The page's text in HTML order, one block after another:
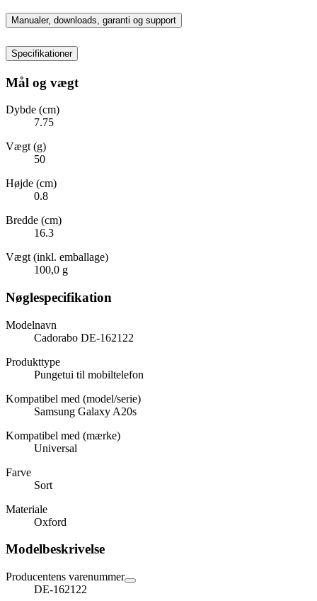
Manualer, downloads, garanti og support
Specifikationer
Mål og vægt
Dybde (cm)
7.75
Vægt (g)
50
Højde (cm)
0.8
Bredde (cm)
16.3
Vægt (inkl. emballage)
100,0 g
Nøglespecifikation
Modelnavn
Cadorabo DE-162122
Produkttype
Pungetui til mobiltelefon
Kompatibel med (model/serie)
Samsung Galaxy A20s
Kompatibel med (mærke)
Universal
Farve
Sort
Materiale
Oxford
Modelbeskrivelse
Producentens varenummer
DE-162122